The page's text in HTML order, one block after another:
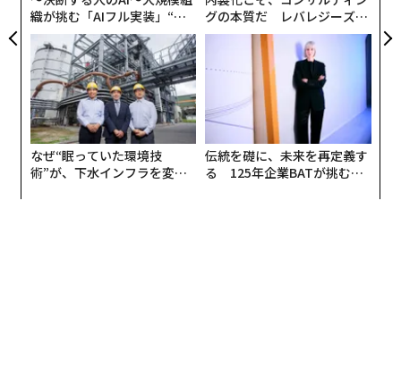
織が挑む「AIフル実装」“使
う”企業から“動く”企業へ【N
TTドコモビジネス×PwC】
グの本質だ レバレジーズが
実践する、次世代ファームの
なぜ“眠っていた環境技
術”が、下水インフラを変え
伝統を礎に、未来を再定義す
る 125年企業BATが挑むス